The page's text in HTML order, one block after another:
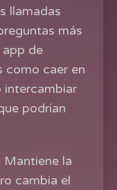
llamadas
más
app de
como caer en
intercambiar
podrían
Mantiene la
cambia el